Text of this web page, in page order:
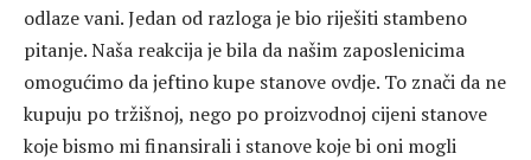
odlaze vani. Jedan od razloga je bio riješiti stambeno
pitanje. Naša reakcija je bila da našim zaposlenicima
omogućimo da jeftino kupe stanove ovdje. To znači da ne
kupuju po tržišnoj, nego po proizvodnoj cijeni stanove
koje bismo mi finansirali i stanove koje bi oni mogli